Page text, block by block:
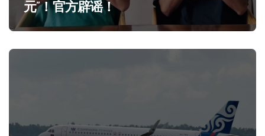
元”！官方辟谣！